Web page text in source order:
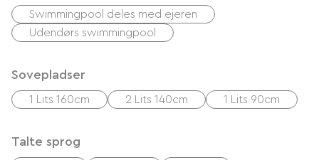
Swimmingpool deles med ejeren
Udendørs swimmingpool
Sovepladser
1 Lits 160cm 2 Lits 140cm 1 Lits 90cm
Talte sprog